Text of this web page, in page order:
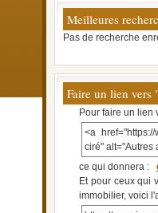
Meilleures
Pas de recherche
Faire un lien vers
Pour faire un lien
<a
ciré" alt="Autres
ce qui donnera :
Et pour ceux qui
immobilier, voici